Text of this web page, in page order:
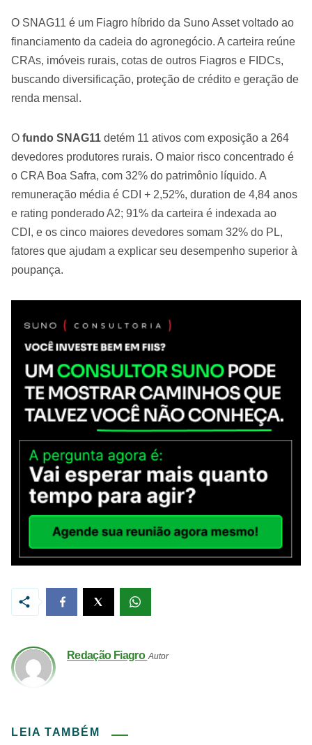
O SNAG11 é um Fiagro híbrido da Suno Asset voltado ao
financiamento da cadeia do agronegócio. A carteira reúne
CRAs, imóveis rurais, cotas de outros Fiagros e FIDCs,
buscando diversificação, proteção de crédito e geração de
renda mensal.
O fundo SNAG11 detém 11 ativos com exposição a 264
devedores produtores rurais. O maior risco concentrado é
o CRA Boa Safra, com 32% do patrimônio líquido. A
remuneração média é CDI + 2,52%, duration de 4,84 anos
e rating ponderado A2; 91% da carteira é indexada ao
CDI, e os cinco maiores devedores somam 32% do PL,
fatores que ajudam a explicar seu desempenho superior à
poupança.
Redação Fiagro Autor
LEIA TAMBÉM